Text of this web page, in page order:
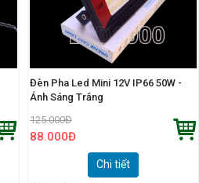
Đèn Pha Led Mini 12V IP66 50W -
Ánh Sáng Trắng
125.000Đ
88.000Đ
Chi tiết